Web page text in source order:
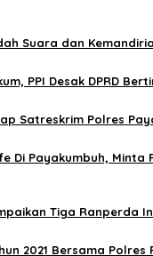
Suara dan
PPI Desak DPRD
Satreskrim Polres
Di Payakumbuh, Minta
Tiga Ranperda
2021 Bersama Polres